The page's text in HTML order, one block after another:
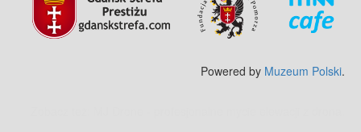
Powered by Muzeum Polski.